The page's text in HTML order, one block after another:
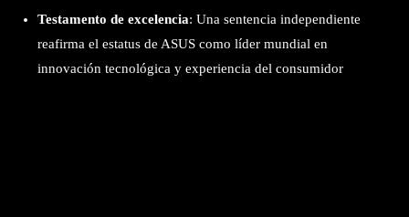
Testamento de excelencia: Una sentencia independiente
reafirma el estatus de ASUS como líder mundial en
innovación tecnológica y experiencia del consumidor